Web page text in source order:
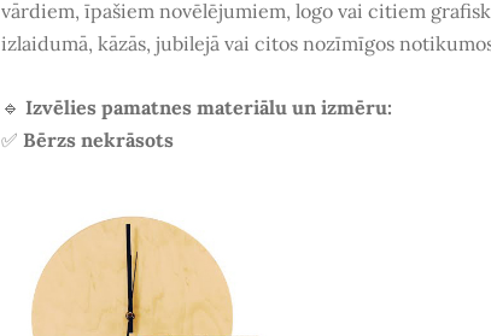
vārdiem, īpašiem novēlējumiem, logo vai citiem
izlaidumā, kāzās, jubilejā vai citos nozīmīgos
🔹 Izvēlies pamatnes materiālu un izmēru:
✅ Bērzs nekrāsots